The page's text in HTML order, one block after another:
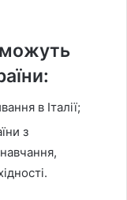
в Італії;
з